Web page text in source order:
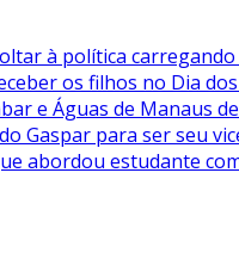
à política
os filhos no Dia
e Águas de Manaus
Gaspar para ser seu
abordou estudante